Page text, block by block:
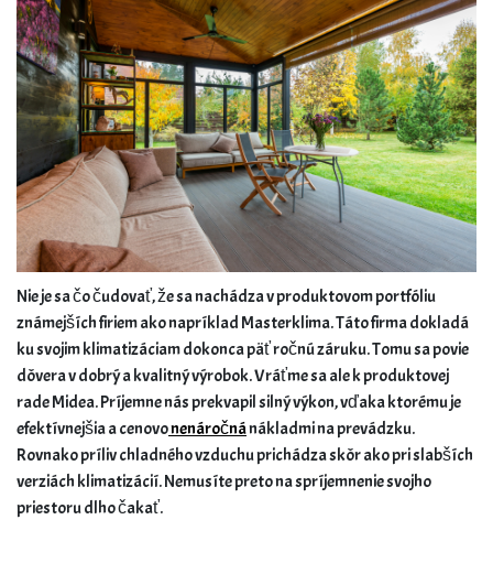
Nie je sa čo čudovať, že sa nachádza v produktovom portfóliu
známejších firiem ako napríklad Masterklima. Táto firma dokladá
ku svojim klimatizáciam dokonca päť ročnú záruku. Tomu sa povie
dôvera v dobrý a kvalitný výrobok. Vráťme sa ale k produktovej
rade Midea. Príjemne nás prekvapil silný výkon, vďaka ktorému je
efektívnejšia a cenovonenáročnánákladmi na prevádzku.
Rovnako príliv chladného vzduchu prichádza skôr ako pri slabších
verziách klimatizácií. Nemusíte preto na spríjemnenie svojho
priestoru dlho čakať.